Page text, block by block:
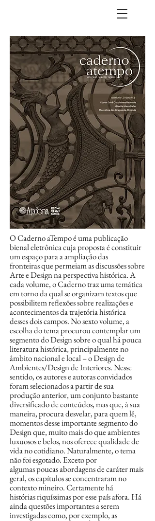
O Caderno aTempo é uma publicação
bienal eletrônica cujaproposta é constituir
um espaço para a ampliação das
fronteirasquepermeiam as discussões sobre
Arte e Design na perspectivahistórica. A
cada volume, o Caderno traz uma temática
em tornoda qual se organizam textos que
possibilitem reflexões sobrerealizações e
acontecimentos da trajetória histórica
dessesdois campos.No sexto volume, a
escolha do tema procurou contemplarum
segmento do Design sobre o qual há pouca
literaturahistórica, principalmente no
âmbito nacional e local – o Designde
Ambientes/Design de Interiores. Nesse
sentido, os autores eautoras convidados
foram selecionados a partir de sua
produçãoanterior, um conjunto bastante
diversificado de conteúdos, masque, à sua
maneira, procura desvelar, para quem lê,
momentosdesse importante segmento do
Design que, muito mais do queambientes
luxuosos e belos, nos oferece qualidade de
vidano cotidiano.Naturalmente, o tema
não foi esgotado. Exceto por
algumaspoucas abordagens de caráter mais
geral, os capítulos seconcentraram no
contexto mineiro. Certamente há
históriasriquíssimas por esse país afora. Há
ainda questões importantesa serem
investigadas como, por exemplo, as